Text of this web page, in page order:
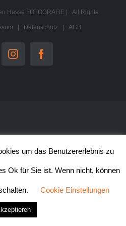
Hasse FOTOGRAFIE | All Rights
| Datenschutz | AGB
InstagramFacebook
um das Benutzererlebnis zu
Ok für Sie ist. Wenn nicht, können
Cookie Einstellungen